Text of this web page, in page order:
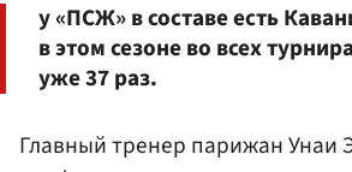
у «ПСЖ» в составе есть
в этом сезоне во всех
уже 37 раз.
Главный тренер парижан Унаи